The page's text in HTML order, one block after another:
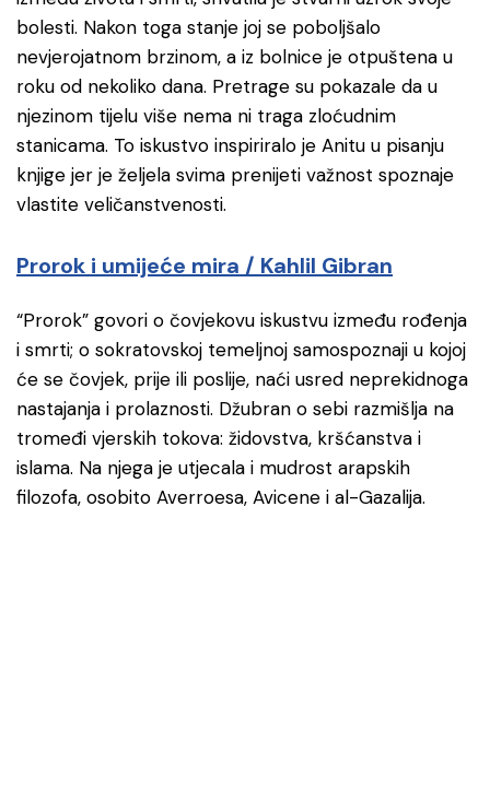
bolesti. Nakon toga stanje joj se poboljšalo
nevjerojatnom brzinom, a iz bolnice je otpuštena u
roku od nekoliko dana. Pretrage su pokazale da u
njezinom tijelu više nema ni traga zloćudnim
stanicama. To iskustvo inspiriralo je Anitu u pisanju
knjige jer je željela svima prenijeti važnost spoznaje
vlastite veličanstvenosti.
Prorok i umijeće mira / Kahlil Gibran
“Prorok” govori o čovjekovu iskustvu između rođenja
i smrti; o sokratovskoj temeljnoj samospoznaji u kojoj
će se čovjek, prije ili poslije, naći usred neprekidnoga
nastajanja i prolaznosti. Džubran o sebi razmišlja na
tromeđi vjerskih tokova: židovstva, kršćanstva i
islama. Na njega je utjecala i mudrost arapskih
filozofa, osobito Averroesa, Avicene i al-Gazalija.